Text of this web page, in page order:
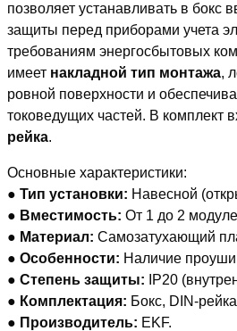
позволяет устанавливать в бокс
защиты перед приборами учета
требованиям энергосбытовых
имеет накладной тип монтажа,
ровной поверхности и
токоведущих частей. В комплект
рейка.
Основные характеристики:
● Тип установки: Навесной
● Вместимость: От 1 до 2
● Материал: Самозатухающий
● Особенности: Наличие
● Степень защиты: IP20
● Комплектация: Бокс, DIN-
● Производитель: EKF.